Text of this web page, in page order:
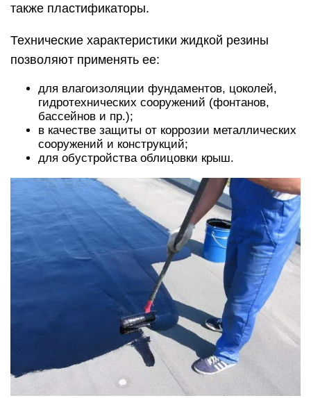
также пластификаторы.
Технические характеристики жидкой резины
позволяют применять ее:
для влагоизоляции фундаментов, цоколей,
гидротехнических сооружений (фонтанов,
бассейнов и пр.);
в качестве защиты от коррозии металлических
сооружений и конструкций;
для обустройства облицовки крыш.